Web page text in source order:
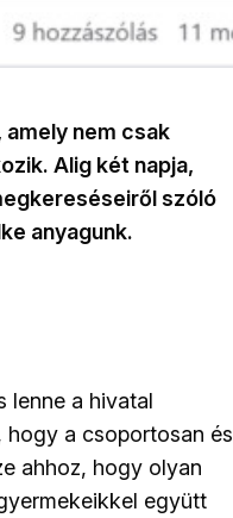
nem csak
Alig két napja,
szóló
anyagunk.
lenne a hivatal
hogy a csoportosan és
ahhoz, hogy olyan
együtt